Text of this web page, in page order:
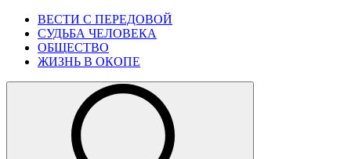
Skip
content
Primary
Menu
ВЕСТИ С ПЕРЕДОВОЙ
СУДЬБА ЧЕЛОВЕКА
ОБЩЕСТВО
ЖИЗНЬ В ОКОПЕ